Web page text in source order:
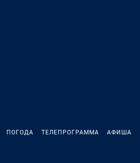
ПОГОДА ТЕЛЕПРОГРАММА АФИША